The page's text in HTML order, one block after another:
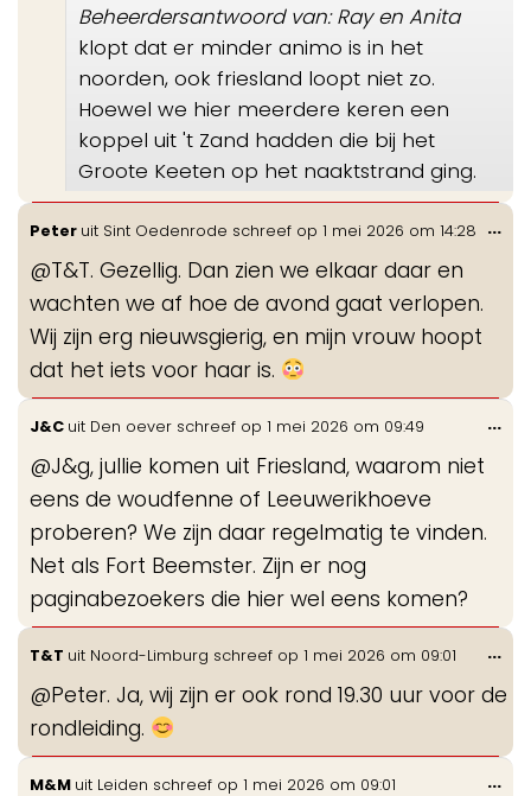
Beheerdersantwoord van: Ray en Anita
klopt dat er minder animo is in het
noorden, ook friesland loopt niet zo.
Hoewel we hier meerdere keren een
koppel uit 't Zand hadden die bij het
Groote Keeten op het naaktstrand ging.
Peter uit Sint Oedenrode schreef op 1 mei 2026 om 14:28
@T&T. Gezellig. Dan zien we elkaar daar en
wachten we af hoe de avond gaat verlopen.
Wij zijn erg nieuwsgierig, en mijn vrouw hoopt
dat het iets voor haar is.
...
J&C uit Den oever schreef op 1 mei 2026 om 09:49
@J&g, jullie komen uit Friesland, waarom niet
eens de woudfenne of Leeuwerikhoeve
proberen? We zijn daar regelmatig te vinden.
Net als Fort Beemster. Zijn er nog
paginabezoekers die hier wel eens komen?
...
T&T uit Noord-Limburg schreef op 1 mei 2026 om 09:01
@Peter. Ja, wij zijn er ook rond 19.30 uur voor de
rondleiding.
...
M&M uit Leiden schreef op 1 mei 2026 om 09:01 ...